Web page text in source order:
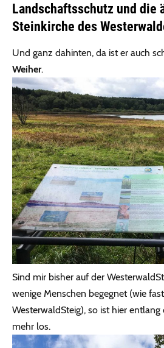
Landschaftsschutz und die
Steinkirche des
Und ganz dahinten, da ist er auch
Weiher.
Sind mir bisher auf der
wenige Menschen begegnet (wie
WesterwaldSteig), so ist hier entlang
mehr los.